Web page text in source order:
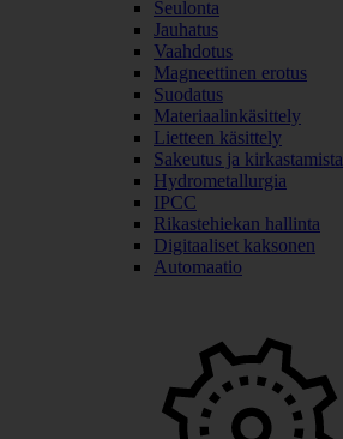
Seulonta
Jauhatus
Vaahdotus
Magneettinen erotus
Suodatus
Materiaalinkäsittely
Lietteen käsittely
Sakeutus ja kirkastamista
Hydrometallurgia
IPCC
Rikastehiekan hallinta
Digitaaliset kaksonen
Automaatio